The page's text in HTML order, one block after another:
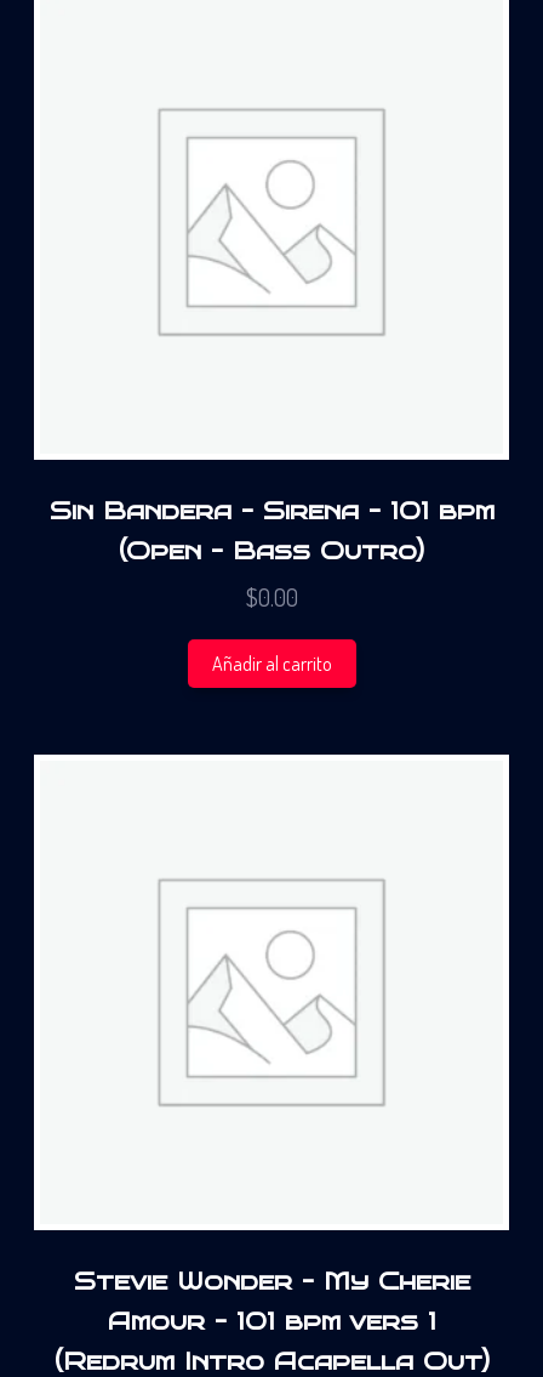
Sin Bandera – Sirena – 101 bpm
(Open – Bass Outro)
$0.00
Añadir al carrito
Stevie Wonder – My Cherie
Amour – 101 bpm vers 1
(Redrum Intro Acapella Out)